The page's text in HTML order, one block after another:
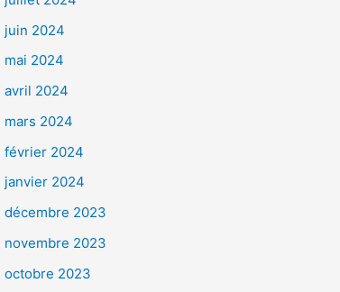
juin 2024
mai 2024
avril 2024
mars 2024
février 2024
janvier 2024
décembre 2023
novembre 2023
octobre 2023